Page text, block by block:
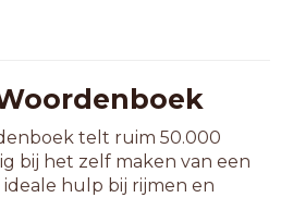
telt ruim 50.000
bij het zelf maken van een
hulp bij rijmen en